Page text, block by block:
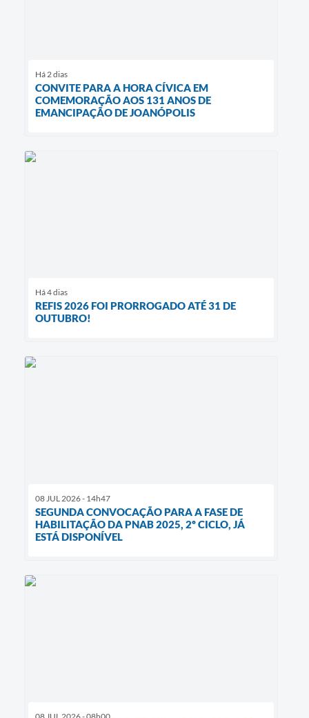
Há 2 dias
CONVITE PARA A HORA CÍVICA EM
COMEMORAÇÃO AOS 131 ANOS DE
EMANCIPAÇÃO DE JOANÓPOLIS
Há 4 dias
REFIS 2026 FOI PRORROGADO ATÉ 31 DE
OUTUBRO!
08 JUL 2026 - 14h47
SEGUNDA CONVOCAÇÃO PARA A FASE DE
HABILITAÇÃO DA PNAB 2025, 2º CICLO, JÁ
ESTÁ DISPONÍVEL